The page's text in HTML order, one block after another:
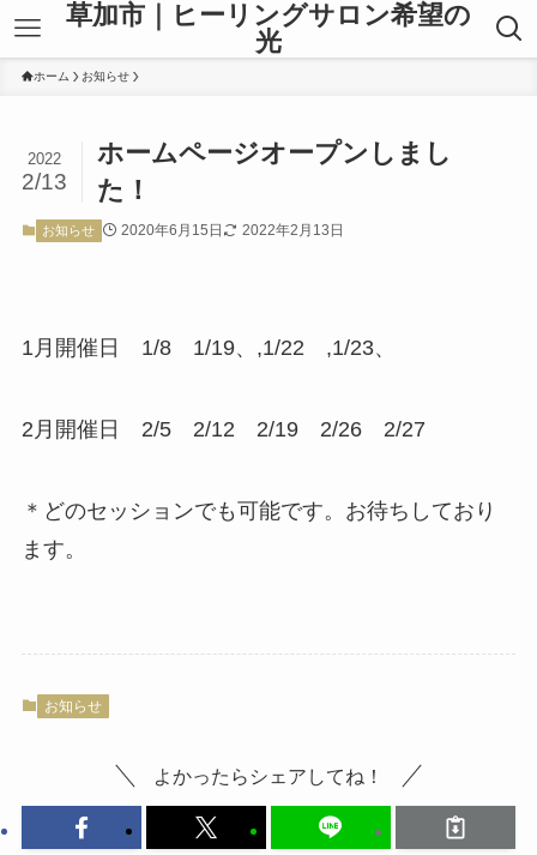
草加市｜ヒーリングサロン希望の
光
ホーム お知らせ
ホームページオープンしまし
た！
2022
2/13
お知らせ 2020年6月15日 2022年2月13日
1月開催日 1/8 1/19、,1/22 ,1/23、
2月開催日 2/5 2/12 2/19 2/26 2/27
＊どのセッションでも可能です。お待ちしており
ます。
お知らせ
よかったらシェアしてね！